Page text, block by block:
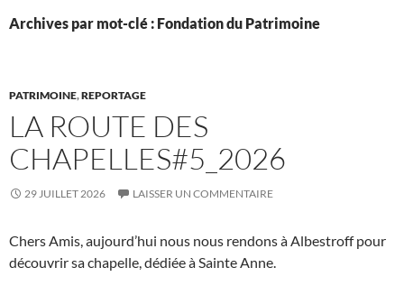
Archives par mot-clé : Fondation du Patrimoine
PATRIMOINE,REPORTAGE
LA ROUTE DES
CHAPELLES#5_2026
29 JUILLET 2026 LAISSER UN COMMENTAIRE
Chers Amis, aujourd’hui nous nous rendons à Albestroff pour
découvrir sa chapelle, dédiée à Sainte Anne.